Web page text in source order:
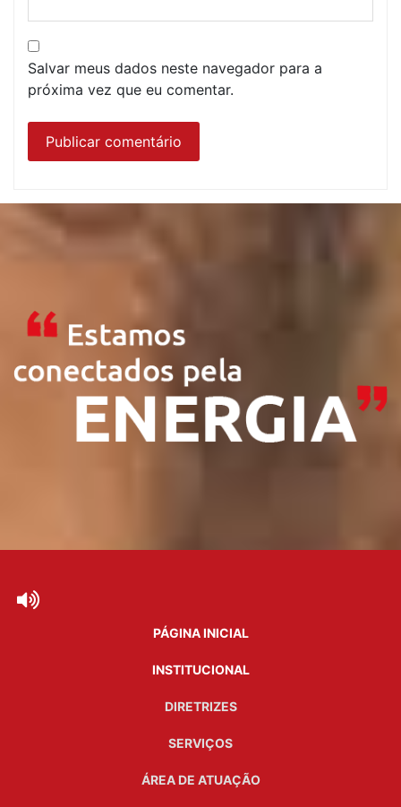
Salvar meus dados neste navegador para a
próxima vez que eu comentar.
PÁGINA INICIAL
INSTITUCIONAL
DIRETRIZES
SERVIÇOS
ÁREA DE ATUAÇÃO